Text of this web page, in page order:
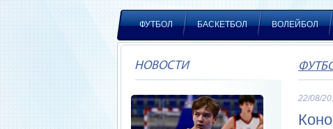
ФУТБОЛ БАСКЕТБОЛ ВОЛЕЙБОЛ
НОВОСТИ
22/08/